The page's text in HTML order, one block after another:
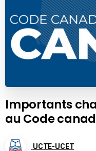
Importants
au Code
UCTE-UCET